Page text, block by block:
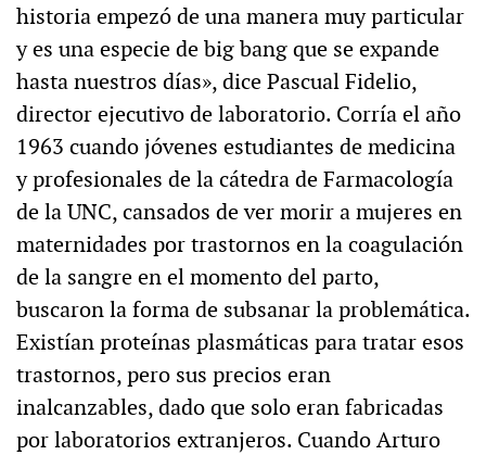
historia empezó de una manera muy particular
y es una especie de big bang que se expande
hasta nuestros días», dice Pascual Fidelio,
director ejecutivo de laboratorio. Corría el año
1963 cuando jóvenes estudiantes de medicina
y profesionales de la cátedra de Farmacología
de la UNC, cansados de ver morir a mujeres en
maternidades por trastornos en la coagulación
de la sangre en el momento del parto,
buscaron la forma de subsanar la problemática.
Existían proteínas plasmáticas para tratar esos
trastornos, pero sus precios eran
inalcanzables, dado que solo eran fabricadas
por laboratorios extranjeros. Cuando Arturo